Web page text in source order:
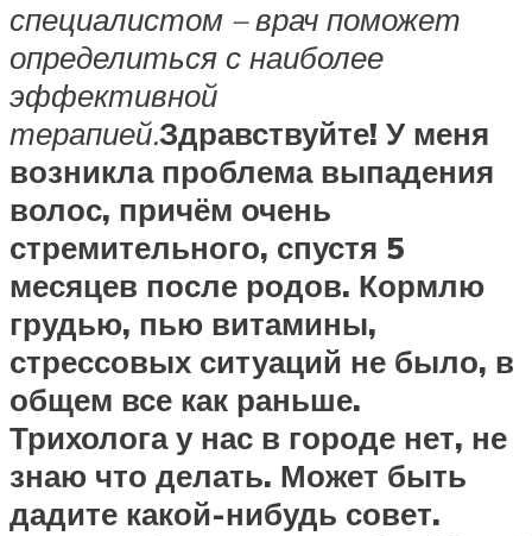
специалистом – врач поможет
определиться с наиболее
эффективной
терапией.Здравствуйте! У меня
возникла проблема выпадения
волос, причём очень
стремительного, спустя 5
месяцев после родов. Кормлю
грудью, пью витамины,
стрессовых ситуаций не было, в
общем все как раньше.
Трихолога у нас в городе нет, не
знаю что делать. Может быть
дадите какой-нибудь совет.